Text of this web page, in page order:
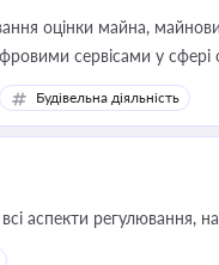
оцінки майна,
сервісами у
бізнесу, керівника,
угод і перевірки
Будівельна діяльність
аспекти регулювання,